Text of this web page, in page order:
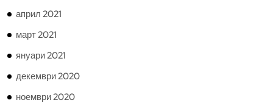
април 2021
март 2021
януари 2021
декември 2020
ноември 2020